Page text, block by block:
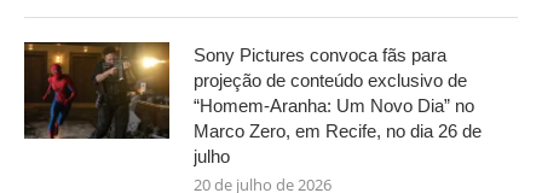
Sony Pictures convoca fãs para
projeção de conteúdo exclusivo de
“Homem-Aranha: Um Novo Dia” no
Marco Zero, em Recife, no dia 26 de
julho
20 de julho de 2026